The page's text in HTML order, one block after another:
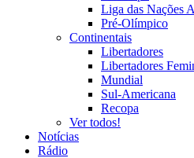
Liga das Nações A
Pré-Olímpico
Continentais
Libertadores
Libertadores
Mundial
Sul-Americana
Recopa
Ver todos!
Notícias
Rádio